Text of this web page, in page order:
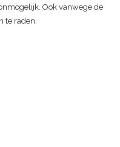
Ook vanwege de
te raden.